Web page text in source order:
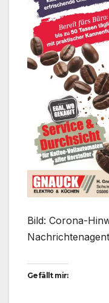
Bild: Corona-
Gefällt mir: